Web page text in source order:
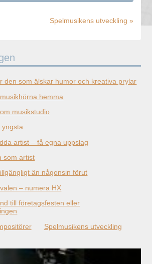
Spelmusikens utveckling »
den som älskar humor och kreativa prylar
hemma
musikstudio
yngsta
artist – få egna uppslag
som artist
än någonsin förut
– numera HX
till företagsfesten eller
Spelmusikens utveckling